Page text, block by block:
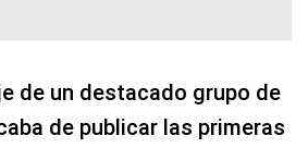
de un destacado grupo de
de publicar las primeras